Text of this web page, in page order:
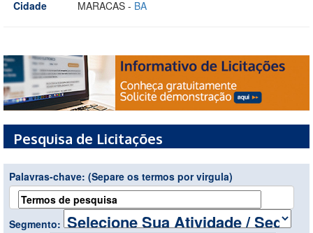
Cidade MARACAS - BA
Pesquisa de Licitações
Palavras-chave: (Separe os termos por virgula)
Segmento: